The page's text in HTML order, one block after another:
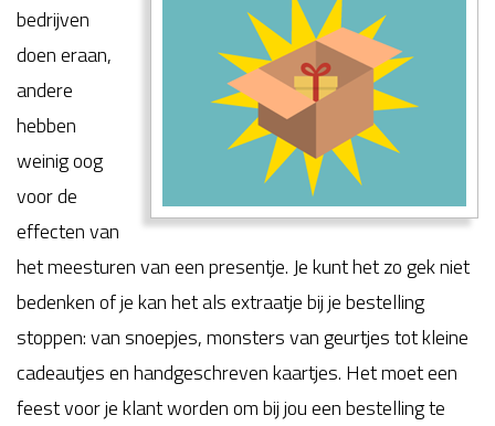
bedrijven
doen eraan,
andere
hebben
weinig oog
voor de
effecten van
het meesturen van een presentje. Je kunt het zo gek niet
bedenken of je kan het als extraatje bij je bestelling
stoppen: van snoepjes, monsters van geurtjes tot kleine
cadeautjes en handgeschreven kaartjes. Het moet een
feest voor je klant worden om bij jou een bestelling te